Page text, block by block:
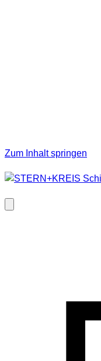
Zum Inhalt springen
schließen